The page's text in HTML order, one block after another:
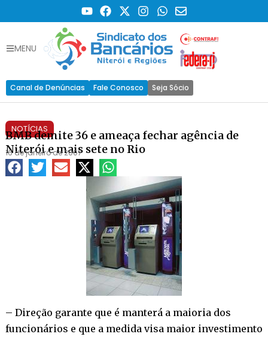
MENU
Canal de Denúncias Fale Conosco Seja Sócio
NOTÍCIAS
BMB demite 36 e ameaça fechar agência de
Niterói e mais sete no Rio
16 de janeiro de 2007
– Direção garante que é manterá a maioria dos
funcionários e que a medida visa maior investimento